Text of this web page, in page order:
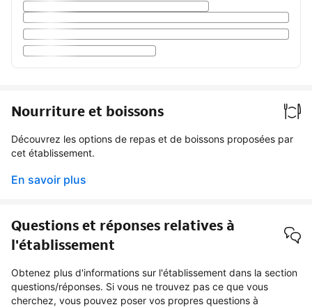
Nourriture et boissons
Découvrez les options de repas et de boissons proposées par
cet établissement.
En savoir plus
Questions et réponses relatives à
l'établissement
Obtenez plus d'informations sur l'établissement dans la section
questions/réponses. Si vous ne trouvez pas ce que vous
cherchez, vous pouvez poser vos propres questions à